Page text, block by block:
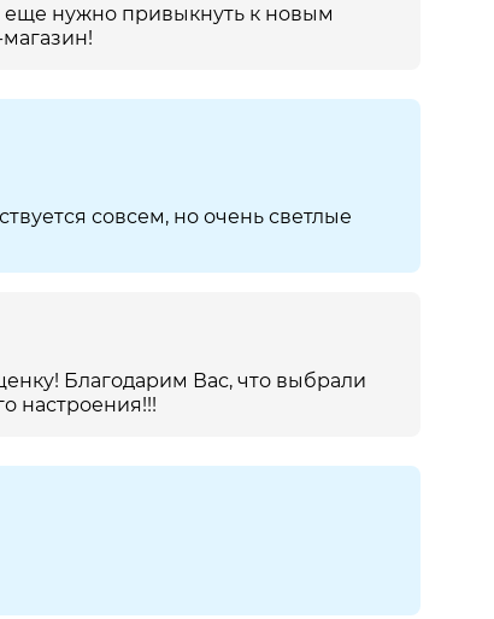
нужно привыкнуть к новым
совсем, но очень светлые
Благодарим Вас, что выбрали
настроения!!!